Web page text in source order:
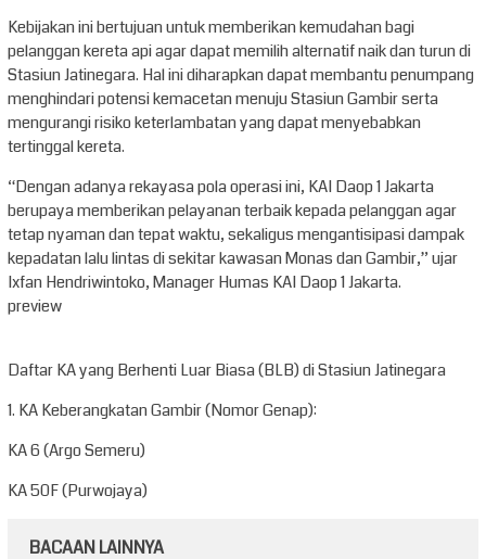
Kebijakan ini bertujuan untuk memberikan kemudahan bagi
pelanggan kereta api agar dapat memilih alternatif naik dan turun di
Stasiun Jatinegara. Hal ini diharapkan dapat membantu penumpang
menghindari potensi kemacetan menuju Stasiun Gambir serta
mengurangi risiko keterlambatan yang dapat menyebabkan
tertinggal kereta.
“Dengan adanya rekayasa pola operasi ini, KAI Daop 1 Jakarta
berupaya memberikan pelayanan terbaik kepada pelanggan agar
tetap nyaman dan tepat waktu, sekaligus mengantisipasi dampak
kepadatan lalu lintas di sekitar kawasan Monas dan Gambir,” ujar
Ixfan Hendriwintoko, Manager Humas KAI Daop 1 Jakarta.
preview
Daftar KA yang Berhenti Luar Biasa (BLB) di Stasiun Jatinegara
1. KA Keberangkatan Gambir (Nomor Genap):
KA 6 (Argo Semeru)
KA 50F (Purwojaya)
BACAAN LAINNYA